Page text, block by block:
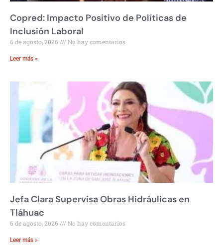
Copred: Impacto Positivo de Políticas de
Inclusión Laboral
6 de agosto, 2026 No hay comentarios
Leer más »
Jefa Clara Supervisa Obras Hidráulicas en
Tláhuac
6 de agosto, 2026 No hay comentarios
Leer más »